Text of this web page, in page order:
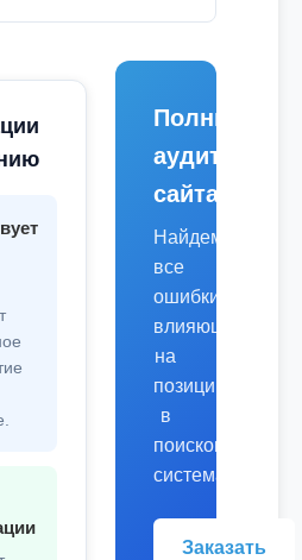
Полный
аудит
сайта
Найдем
все
ошибки,
влияющие
на
позиции
в
поисковых
системах.
Заказать